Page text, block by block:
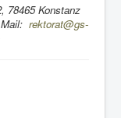
Konstanz
rektorat@gs-